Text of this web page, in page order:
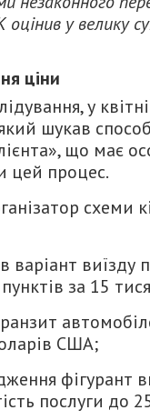
оцінив у велику
ціни
у
шукав
що має
цей процес.
схеми
варіант
за 15
США;
послуги до